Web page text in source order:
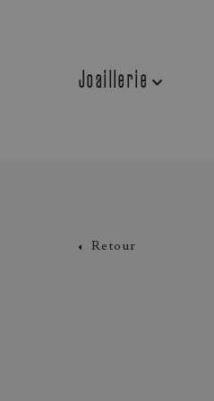
Joaillerie
Retour